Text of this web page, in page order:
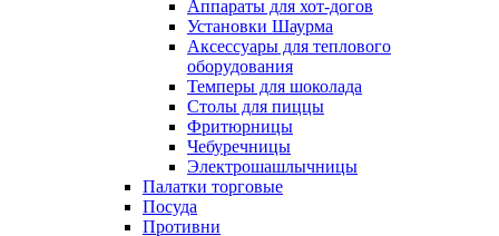
Аппараты для хот-догов
Установки Шаурма
Аксессуары для теплового
оборудования
Темперы для шоколада
Столы для пиццы
Фритюрницы
Чебуречницы
Электрошашлычницы
Палатки торговые
Посуда
Противни